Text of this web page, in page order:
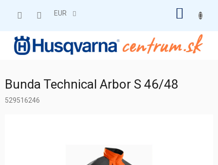
EUR
Bunda Technical Arbor S 46/48
529516246